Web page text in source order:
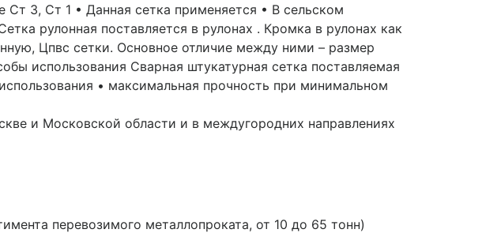
3, Ст 1 • Данная сетка применяется • В сельском
рулонная поставляется в рулонах . Кромка в рулонах как
Цпвс сетки. Основное отличие между ними – размер
использования Сварная штукатурная сетка поставляемая
• максимальная прочность при минимальном
и Московской области и в междугородних направлениях
перевозимого металлопроката, от 10 до 65 тонн)